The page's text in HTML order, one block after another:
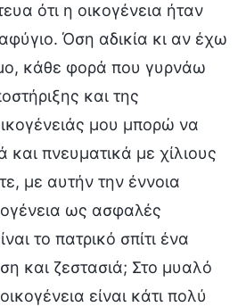
ότι η οικογένεια ήταν
Όση αδικία κι αν έχω
κάθε φορά που γυρνάω
και της
μου μπορώ να
πνευματικά με χίλιους
με αυτήν την έννοια
ως ασφαλές
το πατρικό σπίτι ένα
και ζεστασιά; Στο μυαλό
είναι κάτι πολύ